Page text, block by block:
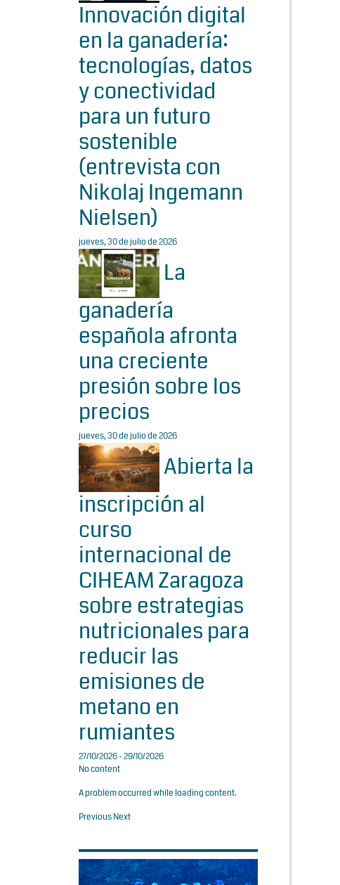
Innovación digital
en la ganadería:
tecnologías, datos
y conectividad
para un futuro
sostenible
(entrevista con
Nikolaj Ingemann
Nielsen)
jueves, 30 de julio de 2026
La
ganadería
española afronta
una creciente
presión sobre los
precios
jueves, 30 de julio de 2026
Abierta la
inscripción al
curso
internacional de
CIHEAM Zaragoza
sobre estrategias
nutricionales para
reducir las
emisiones de
metano en
rumiantes
27/10/2026 - 29/10/2026
No content
A problem occurred while loading content.
PreviousNext